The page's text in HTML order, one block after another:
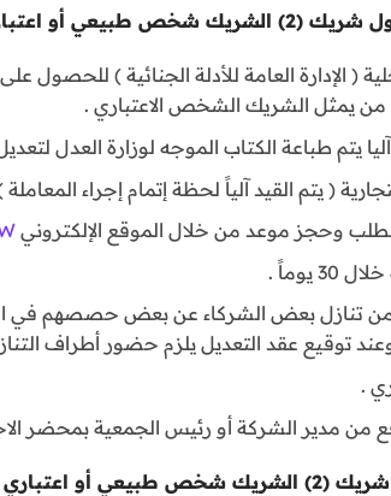
أو اعتباري :ـ
( الإدارة العامة للأدلة الجنائية )
يمثل الشريك الشخص الاعتباري .
يتم طباعة الكتاب الموجه لوزارة العدل
( يتم القيد آلياً لحظة إتمام إجراء المعاملة
وحجز موعد من خلال الموقع الإلكتروني
يوماً .
من تنازل بعض الشركاء عن بعض حصصهم في
وعند توقيع عقد التعديل يلزم حضور أطراف
.
من مدير الشركة أو رئيس الجمعية بمحضر
أو اعتباري :ـ